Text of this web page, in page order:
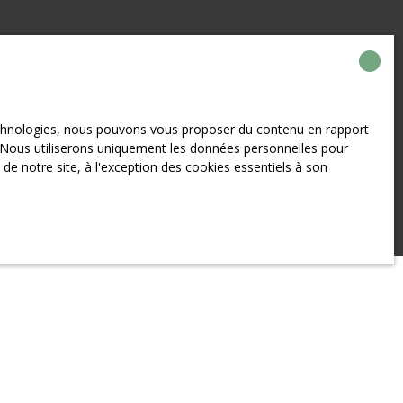
nous pouvons vous proposer du contenu en rapport
utiliserons uniquement les données personnelles pour
notre site, à l'exception des cookies essentiels à son